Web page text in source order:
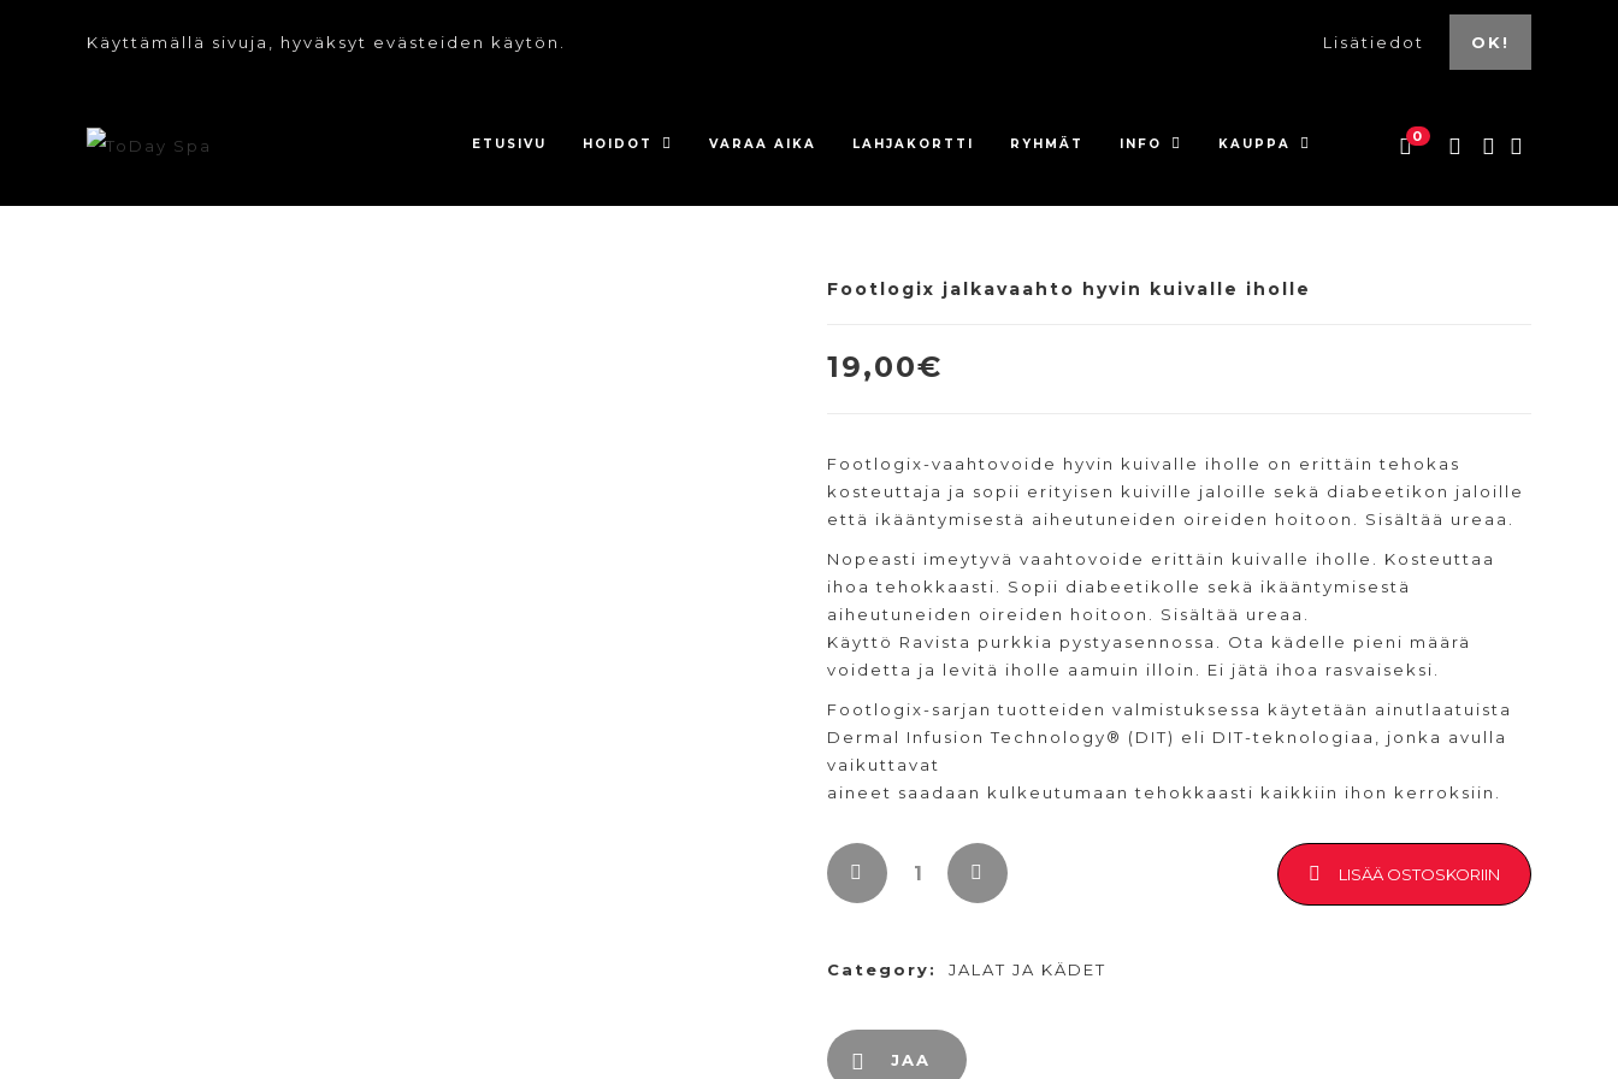
Käyttämällä sivuja, hyväksyt evästeiden käytön. Lisätiedot OK!
ETUSIVU HOIDOT VARAA AIKA LAHJAKORTTI RYHMÄT INFO KAUPPA 0
Footlogix jalkavaahto hyvin kuivalle iholle
19,00€
Footlogix-vaahtovoide hyvin kuivalle iholle on erittäin tehokas
kosteuttaja ja sopii erityisen kuiville jaloille sekä diabeetikon jaloille
että ikääntymisestä aiheutuneiden oireiden hoitoon. Sisältää ureaa.
Nopeasti imeytyvä vaahtovoide erittäin kuivalle iholle. Kosteuttaa
ihoa tehokkaasti. Sopii diabeetikolle sekä ikääntymisestä
aiheutuneiden oireiden hoitoon. Sisältää ureaa.
Käyttö Ravista purkkia pystyasennossa. Ota kädelle pieni määrä
voidetta ja levitä iholle aamuin illoin. Ei jätä ihoa rasvaiseksi.
Footlogix-sarjan tuotteiden valmistuksessa käytetään ainutlaatuista
Dermal Infusion Technology® (DIT) eli DIT-teknologiaa, jonka avulla
vaikuttavat
aineet saadaan kulkeutumaan tehokkaasti kaikkiin ihon kerroksiin.
LISÄÄ OSTOSKORIIN
Category: JALAT JA KÄDET
JAA